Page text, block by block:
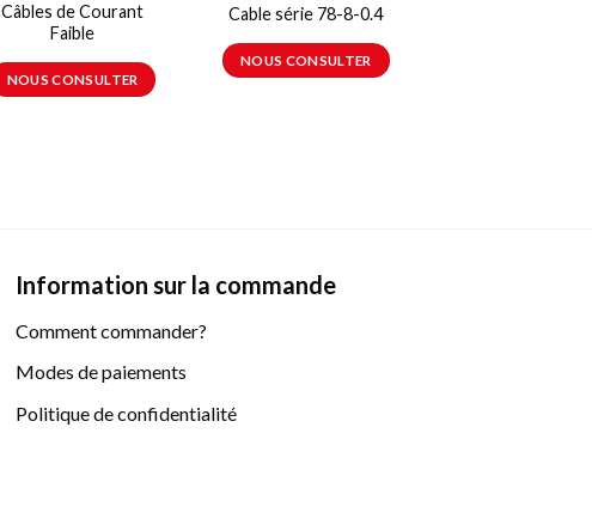
Câbles de Courant
Faible
NOUS CONSULTER
Cable série 78-8-0.4
NOUS CONSULTER
Information sur la commande
Comment commander?
Modes de paiements
Politique de confidentialité